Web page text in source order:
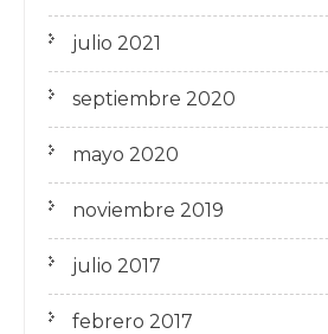
julio 2021
septiembre 2020
mayo 2020
noviembre 2019
julio 2017
febrero 2017